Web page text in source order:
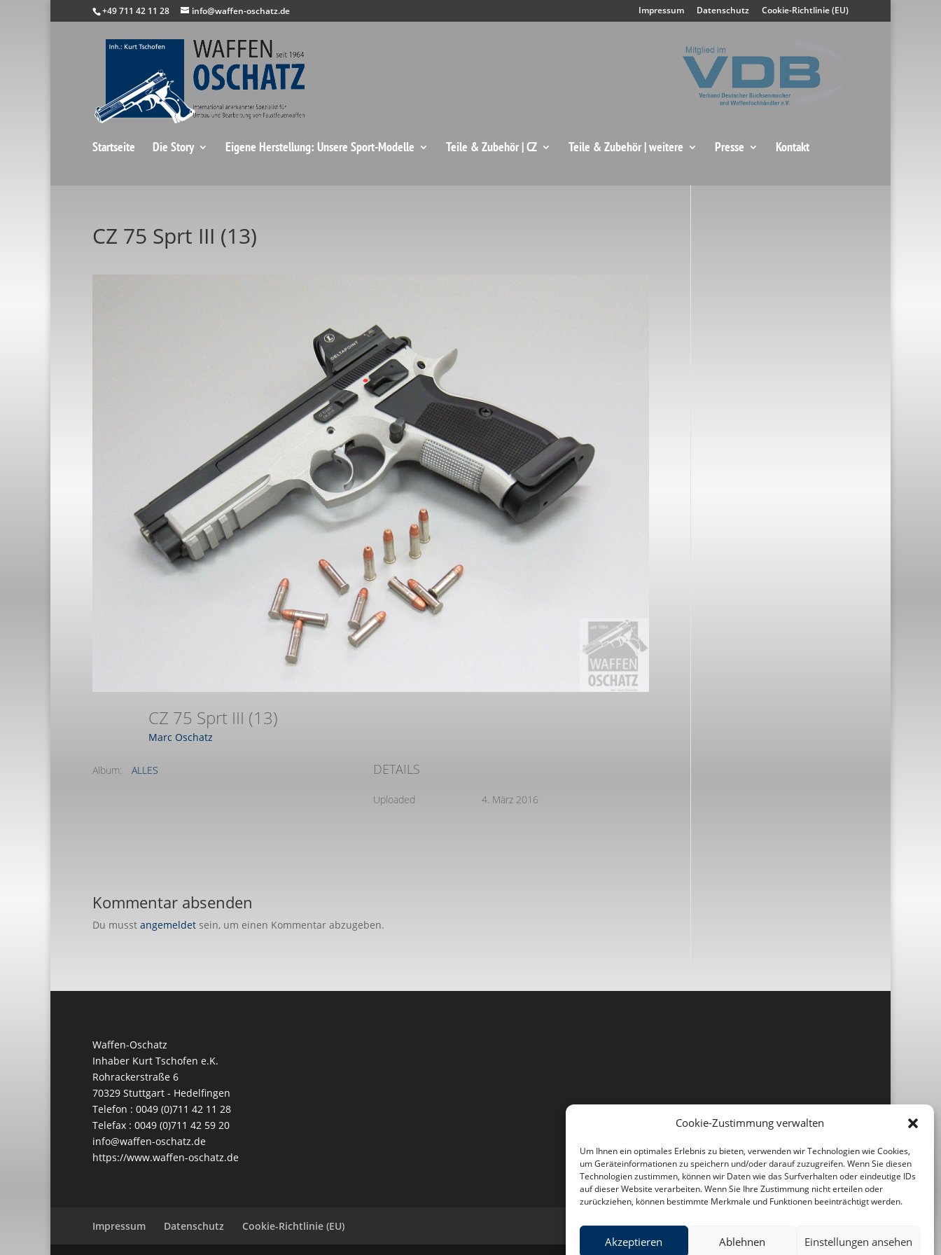
Cookie-Zustimmung verwalten
Um Ihnen ein optimales Erlebnis zu bieten, verwenden wir Technologien wie Cookies,
um Geräteinformationen zu speichern und/oder darauf zuzugreifen. Wenn Sie diesen
Technologien zustimmen, können wir Daten wie das Surfverhalten oder eindeutige IDs
auf dieser Website verarbeiten. Wenn Sie Ihre Zustimmung nicht erteilen oder
zurückziehen, können bestimmte Merkmale und Funktionen beeinträchtigt werden.
Akzeptieren Ablehnen Einstellungen ansehen
+49 711 42 11 28 info@waffen-oschatz.de Impressum Datenschutz Cookie-Richtlinie (EU)
Startseite Die Story Eigene Herstellung: Unsere Sport-Modelle Teile & Zubehör | CZ Teile & Zubehör | weitere Presse Kontakt
CZ 75 Sprt III (13)
CZ 75 Sprt III (13)
Marc Oschatz
Album: ALLES DETAILS
Uploaded 4. März 2016
Kommentar absenden
Du musst angemeldet sein, um einen Kommentar abzugeben.
Waffen-Oschatz
Inhaber Kurt Tschofen e.K.
Rohrackerstraße 6
70329 Stuttgart - Hedelfingen
Telefon : 0049 (0)711 42 11 28
Telefax : 0049 (0)711 42 59 20
info@waffen-oschatz.de
https://www.waffen-oschatz.de
Impressum Datenschutz Cookie-Richtlinie (EU)